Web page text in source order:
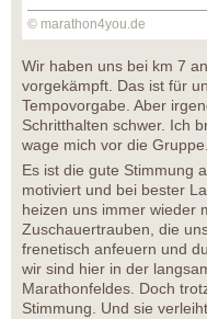
© marathon4you.de
Wir haben uns bei km 7
vorgekämpft. Das ist für
Tempovorgabe. Aber
Schritthalten schwer. Ich
wage mich vor die
Es ist die gute Stimmung
motiviert und bei bester
heizen uns immer wieder
Zuschauertrauben, die
frenetisch anfeuern und
wir sind hier in der
Marathonfeldes. Doch
Stimmung. Und sie